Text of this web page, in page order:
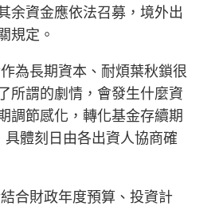
余資金應依法召募，境外出
規定。
為長期資本、耐煩葉秋鎖很
所謂的劇情，會發生什麼資
調節感化，轉化基金存續期
體刻日由各出資人協商確
合財政年度預算、投資計